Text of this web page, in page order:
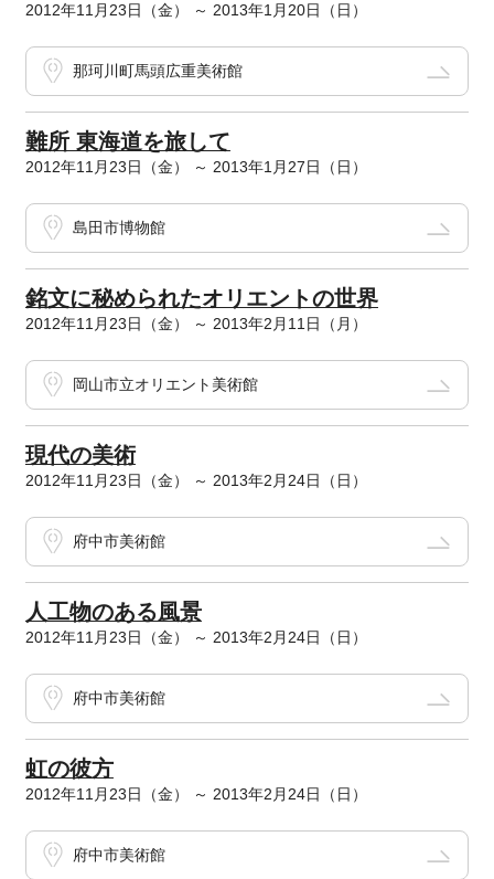
2012年11月23日（金） ～ 2013年1月20日（日）
那珂川町馬頭広重美術館
難所 東海道を旅して
2012年11月23日（金） ～ 2013年1月27日（日）
島田市博物館
銘文に秘められたオリエントの世界
2012年11月23日（金） ～ 2013年2月11日（月）
岡山市立オリエント美術館
現代の美術
2012年11月23日（金） ～ 2013年2月24日（日）
府中市美術館
人工物のある風景
2012年11月23日（金） ～ 2013年2月24日（日）
府中市美術館
虹の彼方
2012年11月23日（金） ～ 2013年2月24日（日）
府中市美術館